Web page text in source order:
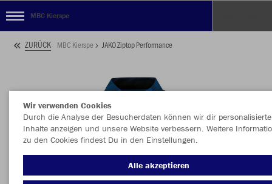
MBC Kierspe
ZURÜCK MBC Kierspe JAKO Ziptop Performance
Wir verwenden Cookies
Durch die Analyse der Besucherdaten können wir dir personalisierte
Inhalte anzeigen und unsere Website verbessern. Weitere
zu den Cookies findest Du in den Einstellungen.
Alle akzeptieren